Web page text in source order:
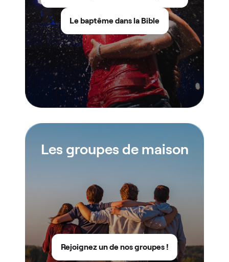
Le baptême dans la Bible
Les groupes de maison
Rejoignez un de nos groupes !